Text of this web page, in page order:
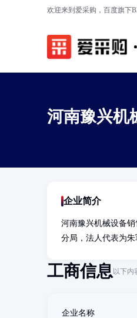
欢迎来到爱采购，百度旗下
河南豫兴机
企业简介
河南豫兴机械设备
分局，法人代表为
工商信息以下内
企业名称